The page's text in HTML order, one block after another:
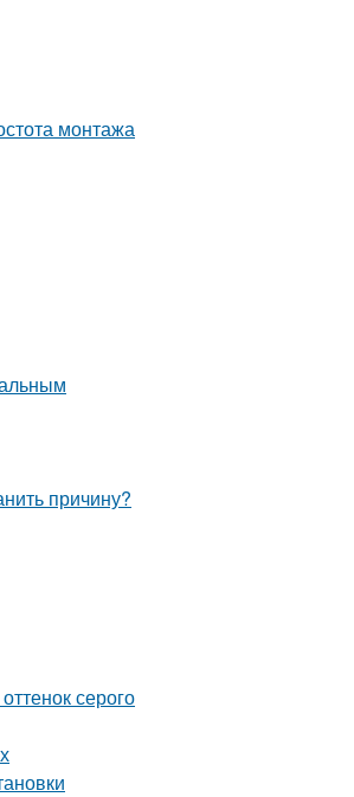
монтажа
причину?
серого